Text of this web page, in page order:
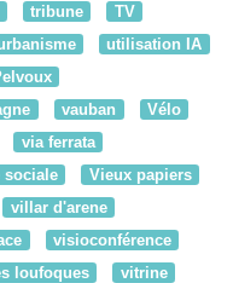
tribune
TV
utilisation IA
vauban
Vélo
via ferrata
sociale
Vieux papiers
villar d'arene
visioconférence
loufoques
vitrine